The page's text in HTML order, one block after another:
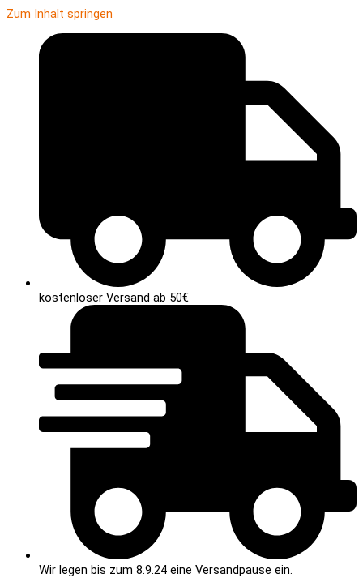
Zum Inhalt springen
kostenloser Versand ab 50€
Wir legen bis zum 8.9.24 eine Versandpause ein.